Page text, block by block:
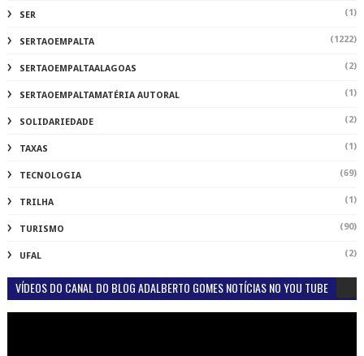
SER (1)
SERTAOEMPALTA (1222)
SERTAOEMPALTAALAGOAS (2)
SERTAOEMPALTAMATÉRIA AUTORAL (1)
SOLIDARIEDADE (2)
TAXAS (1)
TECNOLOGIA (69)
TRILHA (1)
TURISMO (90)
UFAL (2)
VÍDEOS DO CANAL DO BLOG ADALBERTO GOMES NOTÍCIAS NO YOU TUBE